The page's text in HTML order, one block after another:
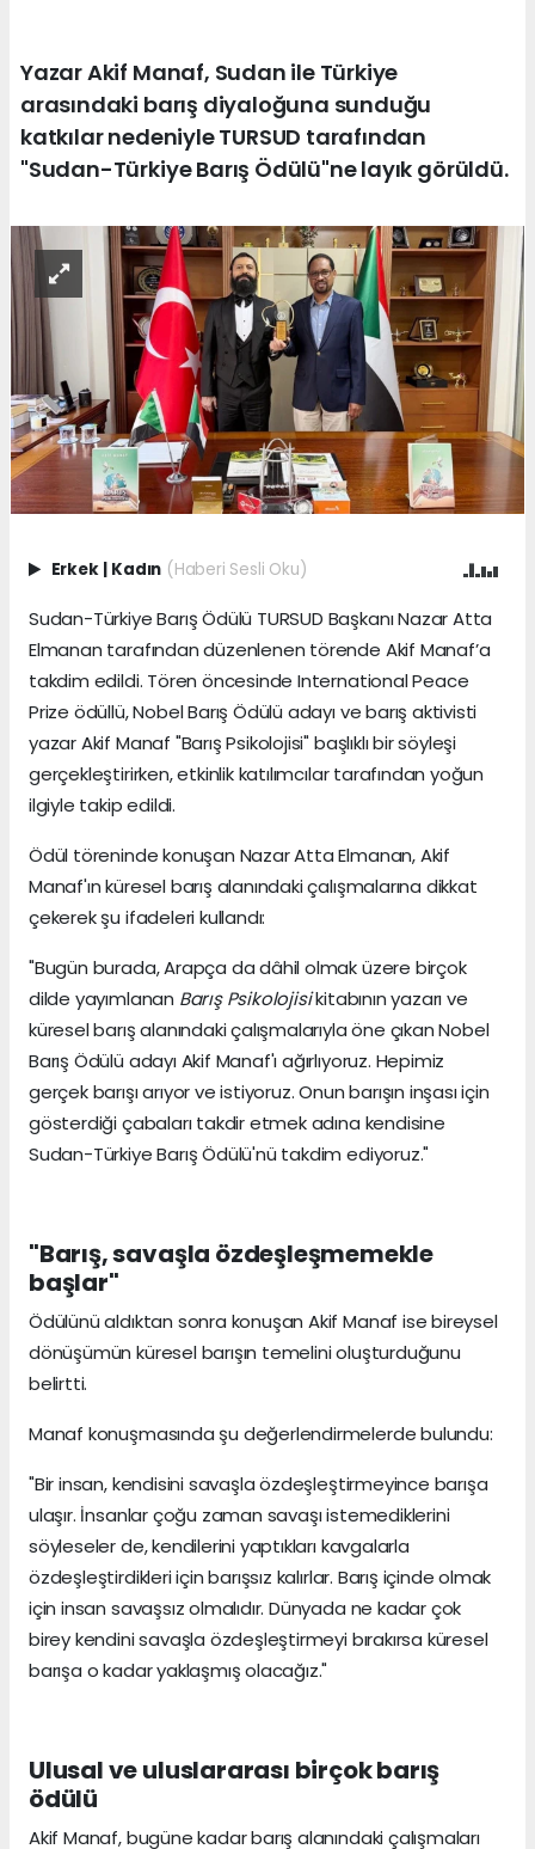
Yazar Akif Manaf, Sudan ile Türkiye
arasındaki barış diyaloğuna sunduğu
katkılar nedeniyle TURSUD tarafından
"Sudan-Türkiye Barış Ödülü"ne layık görüldü.
Erkek Kadın (Haberi Sesli Oku)
Sudan-Türkiye Barış Ödülü TURSUD Başkanı Nazar Atta
Elmanan tarafından düzenlenen törende Akif Manaf’a
takdim edildi. Tören öncesinde International Peace
Prize ödüllü, Nobel Barış Ödülü adayı ve barış aktivisti
yazar Akif Manaf "Barış Psikolojisi" başlıklı bir söyleşi
gerçekleştirirken, etkinlik katılımcılar tarafından yoğun
ilgiyle takip edildi.
Ödül töreninde konuşan Nazar Atta Elmanan, Akif
Manaf'ın küresel barış alanındaki çalışmalarına dikkat
çekerek şu ifadeleri kullandı:
"Bugün burada, Arapça da dâhil olmak üzere birçok
dilde yayımlanan Barış Psikolojisikitabının yazarı ve
küresel barış alanındaki çalışmalarıyla öne çıkan Nobel
Barış Ödülü adayı Akif Manaf'ı ağırlıyoruz. Hepimiz
gerçek barışı arıyor ve istiyoruz. Onun barışın inşası için
gösterdiği çabaları takdir etmek adına kendisine
Sudan-Türkiye Barış Ödülü'nü takdim ediyoruz."
"Barış, savaşla özdeşleşmemekle
başlar"
Ödülünü aldıktan sonra konuşan Akif Manaf ise bireysel
dönüşümün küresel barışın temelini oluşturduğunu
belirtti.
Manaf konuşmasında şu değerlendirmelerde bulundu:
"Bir insan, kendisini savaşla özdeşleştirmeyince barışa
ulaşır. İnsanlar çoğu zaman savaşı istemediklerini
söyleseler de, kendilerini yaptıkları kavgalarla
özdeşleştirdikleri için barışsız kalırlar. Barış içinde olmak
için insan savaşsız olmalıdır. Dünyada ne kadar çok
birey kendini savaşla özdeşleştirmeyi bırakırsa küresel
barışa o kadar yaklaşmış olacağız."
Ulusal ve uluslararası birçok barış
ödülü
Akif Manaf, bugüne kadar barış alanındaki çalışmaları